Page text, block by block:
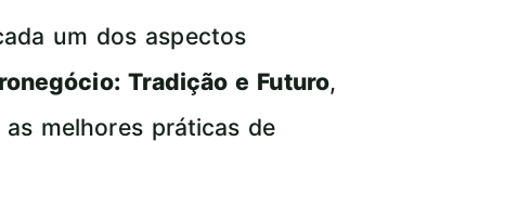
um dos aspectos
Tradição e Futuro,
melhores práticas de